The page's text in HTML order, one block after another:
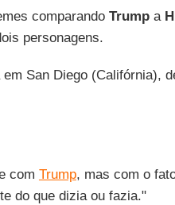
comparando Trumpa
personagens.
San Diego (Califórnia),
com Trump, mas com o
do que dizia ou fazia."